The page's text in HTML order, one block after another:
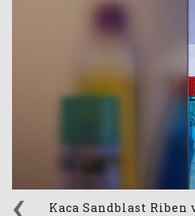
Kaca Sandblast Riben